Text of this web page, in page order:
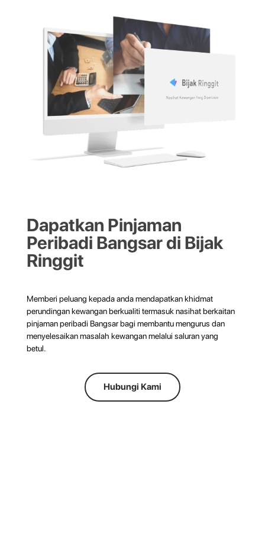
Dapatkan Pinjaman
Peribadi Bangsar di Bijak
Ringgit
Memberi peluang kepada anda mendapatkan khidmat
perundingan kewangan berkualiti termasuk nasihat berkaitan
pinjaman peribadi Bangsar bagi membantu mengurus dan
menyelesaikan masalah kewangan melalui saluran yang
betul.
Hubungi Kami